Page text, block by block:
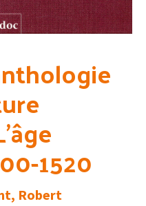
1520
Robert